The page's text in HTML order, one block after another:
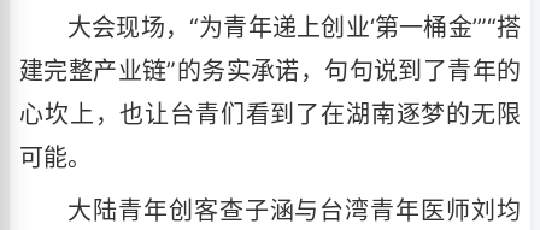
大会现场，“为青年递上创业‘第一桶金’”“搭
建完整产业链”的务实承诺，句句说到了青年的
心坎上，也让台青们看到了在湖南逐梦的无限
可能。
大陆青年创客查子涵与台湾青年医师刘均